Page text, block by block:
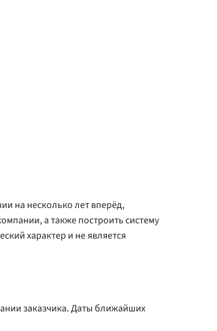
на несколько лет вперёд,
а также построить систему
характер и не является
заказчика. Даты ближайших